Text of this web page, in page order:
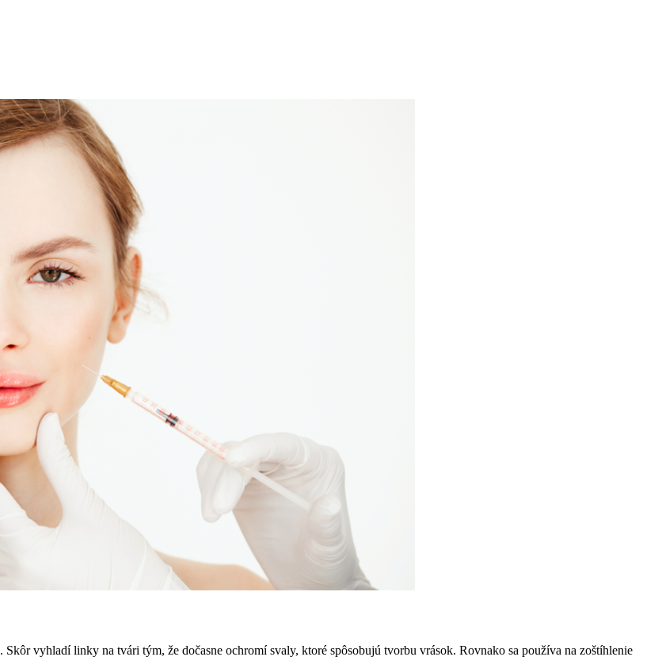
. Skôr vyhladí linky na tvári tým, že dočasne ochromí svaly, ktoré spôsobujú tvorbu vrások. Rovnako sa používa na zoštíhlenie